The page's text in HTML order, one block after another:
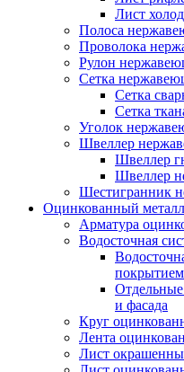
Лист
Полоса
Проволока
Рулон
Сетка
Сетка
Сетка
Уголок
Швеллер
Швеллер
Швеллер
Шестигранник
Оцинкованный
Арматура
Водосточная
и фасада
Круг
Лента
Лист